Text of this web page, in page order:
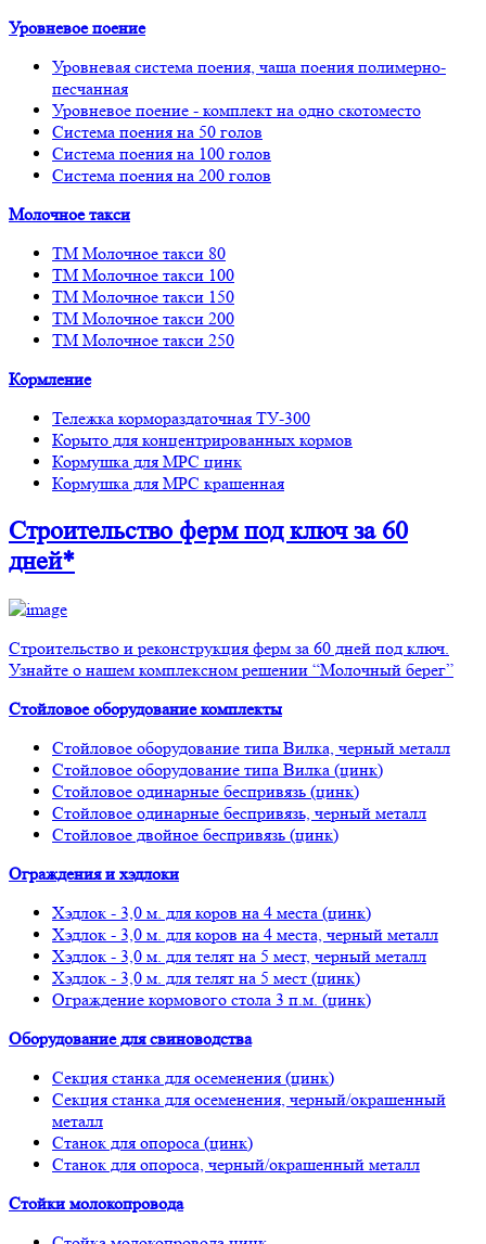
Уровневое поение
Уровневая система поения, чаша поения полимерно-
песчанная
Уровневое поение - комплект на одно скотоместо
Система поения на 50 голов
Система поения на 100 голов
Система поения на 200 голов
Молочное такси
ТМ Молочное такси 80
ТМ Молочное такси 100
ТМ Молочное такси 150
ТМ Молочное такси 200
ТМ Молочное такси 250
Кормление
Тележка кормораздаточная ТУ-300
Корыто для концентрированных кормов
Кормушка для МРС цинк
Кормушка для МРС крашенная
Строительство фермпод ключ за 60
дней*
Строительство и реконструкция ферм за 60 дней под ключ.
Узнайте о нашем комплексном решении “Молочный берег”
Стойловое оборудование комплекты
Стойловое оборудование типа Вилка, черный металл
Стойловое оборудование типа Вилка (цинк)
Стойловое одинарные беспривязь (цинк)
Стойловое одинарные беспривязь, черный металл
Стойловое двойное беспривязь (цинк)
Ограждения и хэдлоки
Хэдлок - 3,0 м. для коров на 4 места (цинк)
Хэдлок - 3,0 м. для коров на 4 места, черный металл
Хэдлок - 3,0 м. для телят на 5 мест, черный металл
Хэдлок - 3,0 м. для телят на 5 мест (цинк)
Ограждение кормового стола 3 п.м. (цинк)
Оборудование для свиноводства
Секция станка для осеменения (цинк)
Секция станка для осеменения, черный/окрашенный
металл
Станок для опороса (цинк)
Станок для опороса, черный/окрашенный металл
Стойки молокопровода